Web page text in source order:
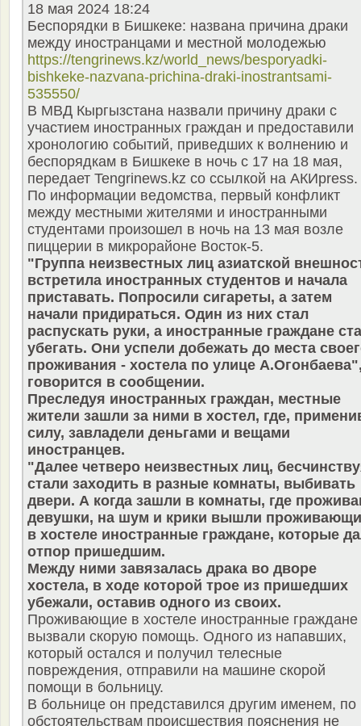
18 мая 2024 18:24
Беспорядки в Бишкеке: названа причина драки
между иностранцами и местной молодежью
https://tengrinews.kz/world_news/besporyadki-
bishkeke-nazvana-prichina-draki-inostrantsami-
535550/
В МВД Кыргызстана назвали причину драки с
участием иностранных граждан и предоставили
хронологию событий, приведших к волнению и
беспорядкам в Бишкеке в ночь с 17 на 18 мая,
передает Tengrinews.kz со ссылкой на АКИpress.
По информации ведомства, первый конфликт
между местными жителями и иностранными
студентами произошел в ночь на 13 мая возле
пиццерии в микрорайоне Восток-5.
"Группа неизвестных лиц азиатской
встретила иностранных студентов и начала
приставать. Попросили сигареты, а затем
начали придираться. Один из них стал
распускать руки, а иностранные граждане
убегать. Они успели добежать до места
проживания - хостела по улице
говорится в сообщении.
Преследуя иностранных граждан, местные
жители зашли за ними в хостел, где,
силу, завладели деньгами и вещами
иностранцев.
"Далее четверо неизвестных лиц,
стали заходить в разные комнаты, выбивать
двери. А когда зашли в комнаты, где
девушки, на шум и крики вышли
в хостеле иностранные граждане, которые
отпор пришедшим.
Между ними завязалась драка во дворе
хостела, в ходе которой трое из пришедших
убежали, оставив одного из своих.
Проживающие в хостеле иностранные граждане
вызвали скорую помощь. Одного из напавших,
который остался и получил телесные
повреждения, отправили на машине скорой
помощи в больницу.
В больнице он представился другим именем, по
обстоятельствам происшествия пояснения не